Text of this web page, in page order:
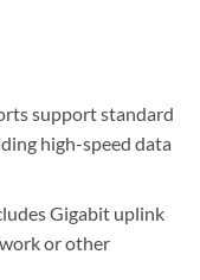
support standard
high-speed data
Gigabit uplink
or other